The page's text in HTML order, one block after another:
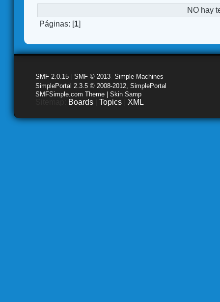
NO hay
Páginas: [1]
SMF 2.0.15 SMF © 2013 Simple Machines
SimplePortal 2.3.5 © 2008-2012, SimplePortal
SMFSimple.com Theme | Skin Samp
Boards Topics XML